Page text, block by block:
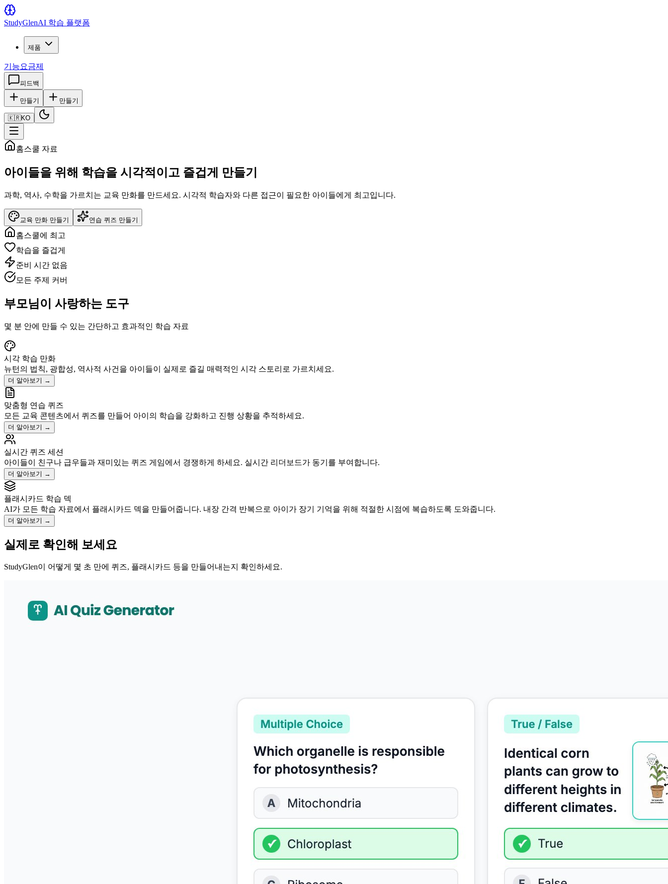
StudyGlenAI 학습 플랫폼
제품
기능요금제
피드백
만들기 만들기
🇰🇷KO
홈스쿨 자료
아이들을 위해 학습을 시각적이고 즐겁게 만들기
과학, 역사, 수학을 가르치는 교육 만화를 만드세요. 시각적 학습자와 다른 접근이 필요한 아이들에게 최고입니다.
교육 만화 만들기 연습 퀴즈 만들기
홈스쿨에 최고
학습을 즐겁게
준비 시간 없음
모든 주제 커버
부모님이 사랑하는 도구
몇 분 안에 만들 수 있는 간단하고 효과적인 학습 자료
시각 학습 만화
뉴턴의 법칙, 광합성, 역사적 사건을 아이들이 실제로 즐길 매력적인 시각 스토리로 가르치세요.
더 알아보기 →
맞춤형 연습 퀴즈
모든 교육 콘텐츠에서 퀴즈를 만들어 아이의 학습을 강화하고 진행 상황을 추적하세요.
더 알아보기 →
실시간 퀴즈 세션
아이들이 친구나 급우들과 재미있는 퀴즈 게임에서 경쟁하게 하세요. 실시간 리더보드가 동기를 부여합니다.
더 알아보기 →
플래시카드 학습 덱
AI가 모든 학습 자료에서 플래시카드 덱을 만들어줍니다. 내장 간격 반복으로 아이가 장기 기억을 위해 적절한 시점에 복습하도록 도와줍니다.
더 알아보기 →
실제로 확인해 보세요
StudyGlen이 어떻게 몇 초 만에 퀴즈, 플래시카드 등을 만들어내는지 확인하세요.